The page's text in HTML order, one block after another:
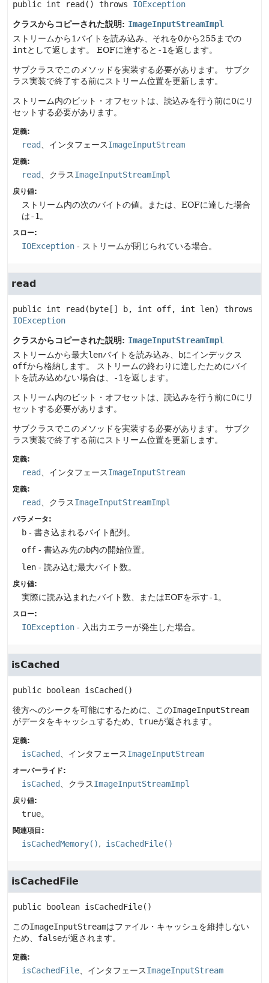
public int read () throws IOException
クラスからコピーされた説明: ImageInputStreamImpl
ストリームから1バイトを読み込み、それを0から255までの
intとして返します。 EOFに達すると -1を返します。
サブクラスでこのメソッドを実装する必要があります。
サブク
ラス実装で終了する前にストリーム位置を更新します。
ストリーム内のビット・オフセットは、読込みを行う前に0にリ
セットする必要があります。
定義:
read 、インタフェースImageInputStream
定義:
read 、クラスImageInputStreamImpl
戻り値:
ストリーム内の次のバイトの値。または、EOFに達した場合
は-1 。
スロー:
IOException - ストリームが閉じられている場合。
read
public int read (byte[] b, int off, int len)
throws
IOException
クラスからコピーされた説明: ImageInputStreamImpl
ストリームから最大lenバイトを読み込み、 bにインデックス
offから格納します。
ストリームの終わりに達したためにバイ
トを読み込めない場合は、
-1を返します。
ストリーム内のビット・オフセットは、読込みを行う前に0にリ
セットする必要があります。
サブクラスでこのメソッドを実装する必要があります。
サブク
ラス実装で終了する前にストリーム位置を更新します。
定義:
read 、インタフェースImageInputStream
定義:
read 、クラスImageInputStreamImpl
パラメータ:
b - 書き込まれるバイト配列。
off - 書込み先のb内の開始位置。
len - 読み込む最大バイト数。
戻り値:
実際に読み込まれたバイト数、またはEOFを示す-1 。
スロー:
IOException - 入出力エラーが発生した場合。
isCached
public boolean isCached ()
後方へのシークを可能にするために、このImageInputStream
がデータをキャッシュするため、 trueが返されます。
定義:
isCached 、インタフェースImageInputStream
オーバーライド:
isCached 、クラスImageInputStreamImpl
戻り値:
true。
関連項目:
isCachedMemory() isCachedFile()
isCachedFile
public boolean isCachedFile()
このImageInputStreamはファイル・キャッシュを維持しない
ため、 falseが返されます。
定義:
isCachedFile 、インタフェースImageInputStream